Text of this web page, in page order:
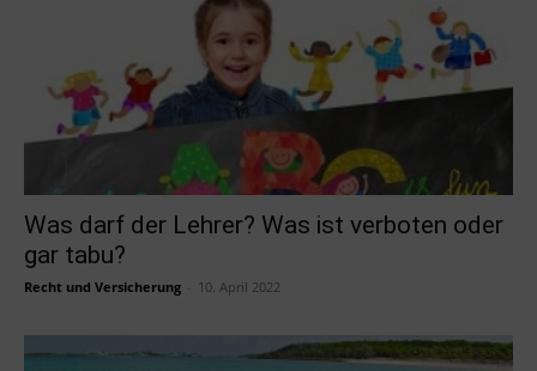
Was darf der Lehrer? Was ist verboten oder
gar tabu?
Recht und Versicherung 10. April 2022